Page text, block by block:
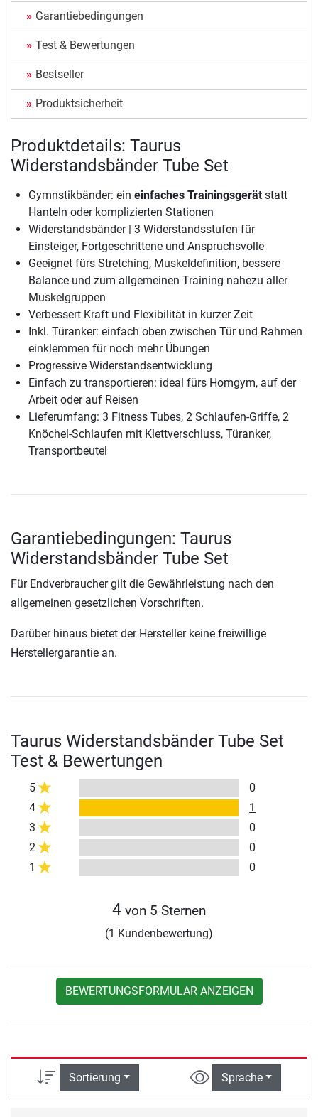
Garantiebedingungen
Test & Bewertungen
Bestseller
Produktsicherheit
Produktdetails: Taurus
Widerstandsbänder Tube Set
Gymnstikbänder: ein einfaches Trainingsgerät statt
Hanteln oder komplizierten Stationen
Widerstandsbänder | 3 Widerstandsstufen für
Einsteiger, Fortgeschrittene und Anspruchsvolle
Geeignet fürs Stretching, Muskeldefinition, bessere
Balance und zum allgemeinen Training nahezu aller
Muskelgruppen
Verbessert Kraft und Flexibilität in kurzer Zeit
Inkl. Türanker: einfach oben zwischen Tür und Rahmen
einklemmen für noch mehr Übungen
Progressive Widerstandsentwicklung
Einfach zu transportieren: ideal fürs Homgym, auf der
Arbeit oder auf Reisen
Lieferumfang: 3 Fitness Tubes, 2 Schlaufen-Griffe, 2
Knöchel-Schlaufen mit Klettverschluss, Türanker,
Transportbeutel
Garantiebedingungen: Taurus
Widerstandsbänder Tube Set
Für Endverbraucher gilt die Gewährleistung nach den
allgemeinen gesetzlichen Vorschriften.
Darüber hinaus bietet der Hersteller keine freiwillige
Herstellergarantie an.
Taurus Widerstandsbänder Tube Set
Test & Bewertungen
5
0
4
1
3
0
2
0
1
0
4 von 5 Sternen
(1 Kundenbewertung)
BEWERTUNGSFORMULAR ANZEIGEN
Sortierung Sprache